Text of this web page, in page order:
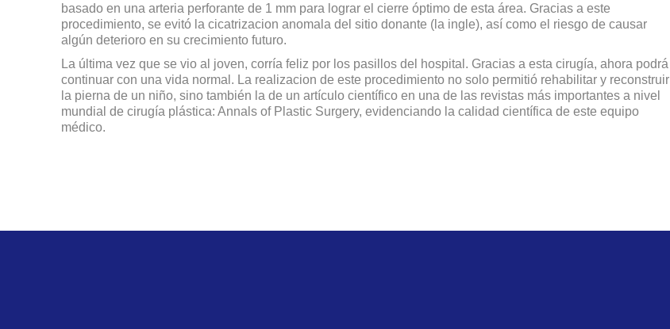
basado en una arteria perforante de 1 mm para lograr el cierre óptimo de esta área. Gracias a este
procedimiento, se evitó la cicatrizacion anomala del sitio donante (la ingle), así como el riesgo de causar
algún deterioro en su crecimiento futuro.
La última vez que se vio al joven, corría feliz por los pasillos del hospital. Gracias a esta cirugía, ahora podrá
continuar con una vida normal. La realizacion de este procedimiento no solo permitió rehabilitar y reconstruir
la pierna de un niño, sino también la de un artículo científico en una de las revistas más importantes a nivel
mundial de cirugía plástica: Annals of Plastic Surgery, evidenciando la calidad científica de este equipo
médico.